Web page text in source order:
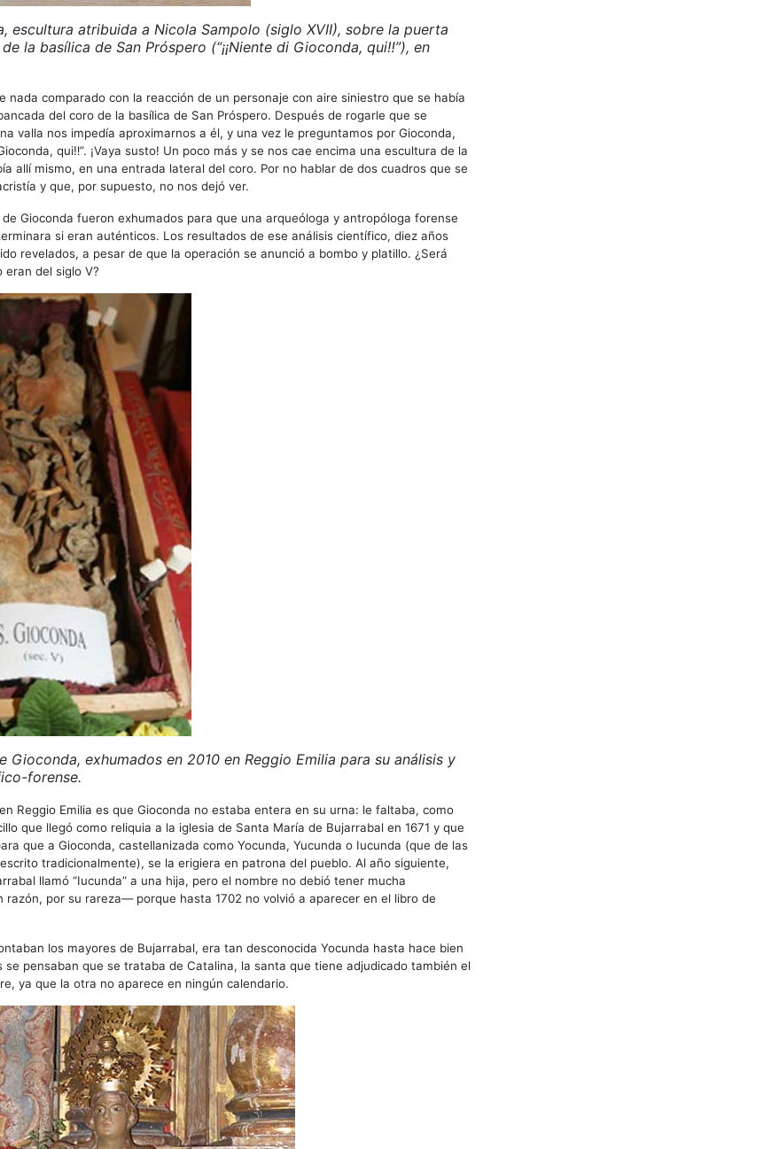
escultura atribuida a Nicola Sampolo (siglo XVII), sobre la puerta
la basílica de San Próspero (“¡¡Niente di Gioconda, qui‼”), en
nada comparado con la reacción de un personaje con aire siniestro que se había
del coro de la basílica de San Próspero. Después de rogarle que se
valla nos impedía aproximarnos a él, y una vez le preguntamos por Gioconda,
qui‼”. ¡Vaya susto! Un poco más y se nos cae encima una escultura de la
allí mismo, en una entrada lateral del coro. Por no hablar de dos cuadros que se
y que, por supuesto, no nos dejó ver.
de Gioconda fueron exhumados para que una arqueóloga y antropóloga forense
si eran auténticos. Los resultados de ese análisis científico, diez años
revelados, a pesar de que la operación se anunció a bombo y platillo. ¿Será
eran del siglo V?
Gioconda, exhumados en 2010 en Reggio Emilia para su análisis y
forense.
Reggio Emilia es que Gioconda no estaba entera en su urna: le faltaba, como
que llegó como reliquia a la iglesia de Santa María de Bujarrabal en 1671 y que
que a Gioconda, castellanizada como Yocunda, Yucunda o Iucunda (que de las
tradicionalmente), se la erigiera en patrona del pueblo. Al año siguiente,
llamó “Iucunda” a una hija, pero el nombre no debió tener mucha
por su rareza— porque hasta 1702 no volvió a aparecer en el libro de
los mayores de Bujarrabal, era tan desconocida Yocunda hasta hace bien
se pensaban que se trataba de Catalina, la santa que tiene adjudicado también el
ya que la otra no aparece en ningún calendario.